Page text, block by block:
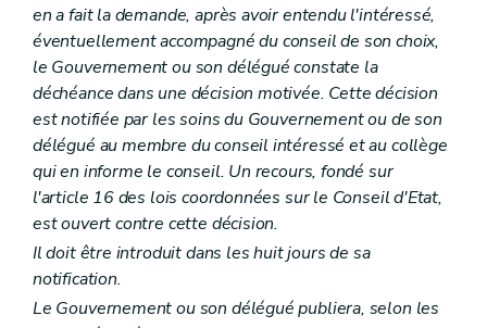
Titre premier Organisation des agglomérations et des fédérations de communes
Chapitre premier Dispositions générales
Section première Délimitations
Art. L2111-1
Art. L2111-2
Section 2 Constitution
Art. L2111-3
Art. L2111-4
Section 3 Attributions
Art. L2111-5
Art. L2111-6
Chapitre II Organes des agglomérations et des fédérations
Art. L2112-2
en a fait la demande, après avoir entendu l'intéressé,
éventuellement accompagné du conseil de son choix,
le Gouvernement ou son délégué constate la
déchéance dans une décision motivée. Cette décision
est notifiée par les soins du Gouvernement ou de son
délégué au membre du conseil intéressé et au collège
qui en informe le conseil. Un recours, fondé sur
l'article 16 des lois coordonnées sur le Conseil d'Etat,
est ouvert contre cette décision.
Il doit être introduit dans les huit jours de sa
notification.
Le Gouvernement ou son délégué publiera, selon les